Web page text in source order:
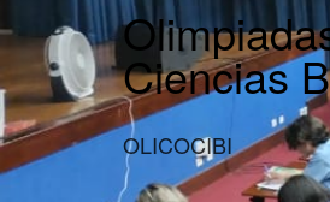
Ciencias
OLICOCIBI